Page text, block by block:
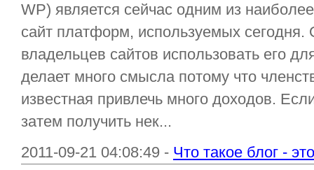
WP) является сейчас одним из
сайт платформ, используемых сегодня.
владельцев сайтов использовать его
делает много смысла потому что
известная привлечь много доходов.
затем получить нек...
2011-09-21 04:08:49 - Что такое блог -